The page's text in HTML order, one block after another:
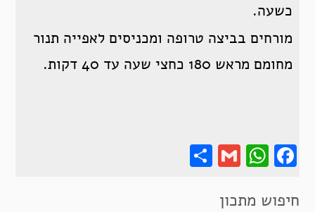
כשעה.
מורחים בביצה טרופה ומכניסים לאפייה תנור
מחומם מראש 180 כחצי שעה עד 40 דקות.
Gmail
Share
חיפוש מתכון